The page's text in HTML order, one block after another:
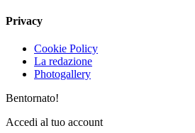
Privacy
Cookie Policy
La redazione
Photogallery
Bentornato!
Accedi al tuo account